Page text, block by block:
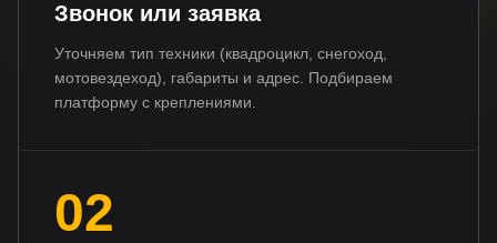
Звонок или заявка
Уточняем тип техники (квадроцикл, снегоход,
мотовездеход), габариты и адрес. Подбираем
платформу с креплениями.
02